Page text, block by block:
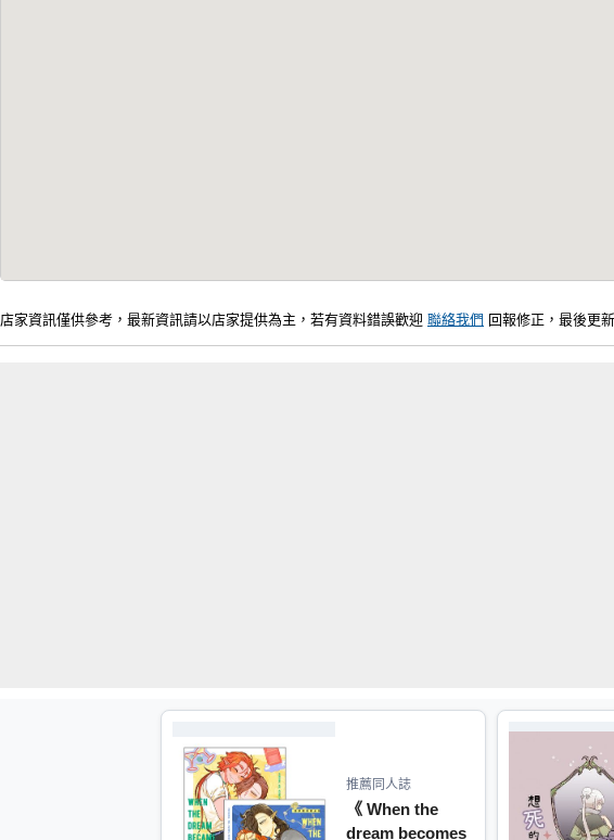
店家資訊僅供參考，最新資訊請以店家提供為主，若有資料錯誤歡迎 聯絡我們 回報修正，最後更
推薦同人誌
《 When the
dream becomes